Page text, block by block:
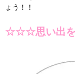
ょう！！
☆☆☆思い出